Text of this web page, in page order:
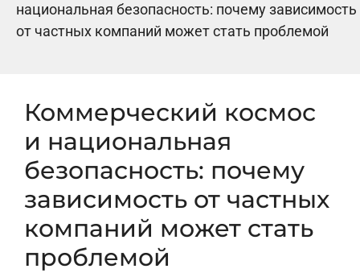
национальная безопасность: почему зависимость
от частных компаний может стать проблемой
Коммерческий космос
и национальная
безопасность: почему
зависимость от частных
компаний может стать
проблемой